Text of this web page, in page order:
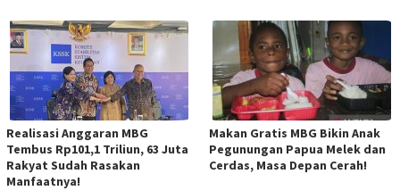
Realisasi Anggaran MBG
Tembus Rp101,1 Triliun, 63 Juta
Rakyat Sudah Rasakan
Manfaatnya!
Makan Gratis MBG Bikin Anak
Pegunungan Papua Melek dan
Cerdas, Masa Depan Cerah!